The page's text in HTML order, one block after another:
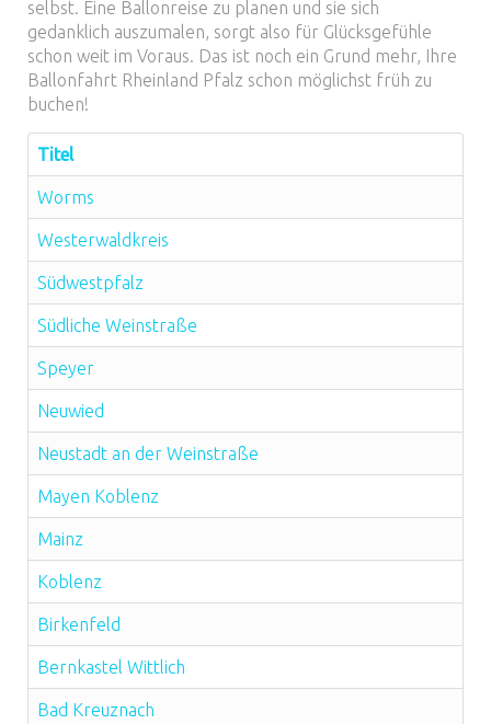
selbst. Eine Ballonreise zu planen und sie sich
gedanklich auszumalen, sorgt also für Glücksgefühle
schon weit im Voraus. Das ist noch ein Grund mehr, Ihre
Ballonfahrt Rheinland Pfalz schon möglichst früh zu
buchen!
Titel
Worms
Westerwaldkreis
Südwestpfalz
Südliche Weinstraße
Speyer
Neuwied
Neustadt an der Weinstraße
Mayen Koblenz
Mainz
Koblenz
Birkenfeld
Bernkastel Wittlich
Bad Kreuznach